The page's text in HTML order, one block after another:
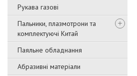
Рукава газові
Пальники, плазмотрони та
комплектуючі Китай
Паяльне обладнання
Абразивні матеріали